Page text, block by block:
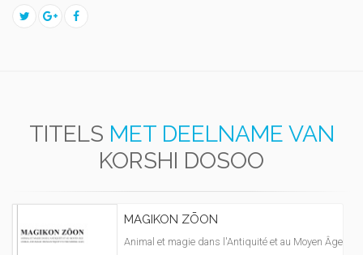
TITELS MET DEELNAME VAN
KORSHI DOSOO
MAGIKON ZŌON
Animal et magie dans l'Antiquité et au Moyen Âge